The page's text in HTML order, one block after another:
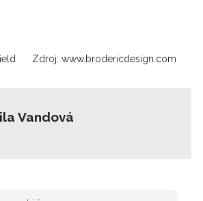
Zdroj: www.brodericdesign.com
Vandová